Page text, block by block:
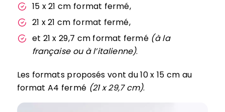
15 x 21 cm format fermé,
21 x 21 cm format fermé,
et 21 x 29,7 cm format fermé (à la
française ou à l’italienne).
Les formats proposés vont du 10 x 15 cm au
format A4 fermé (21 x 29,7 cm).